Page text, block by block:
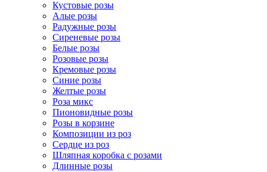
Кустовые розы
Алые розы
Радужные розы
Сиреневые розы
Белые розы
Розовые розы
Кремовые розы
Синие розы
Желтые розы
Роза микс
Пионовидные розы
Розы в корзине
Композиции из роз
Сердце из роз
Шляпная коробка с розами
Длинные розы